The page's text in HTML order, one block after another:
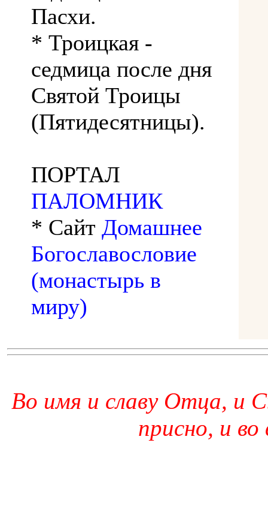
Пасхи.
* Троицкая -
седмица после дня
Святой Троицы
(Пятидесятницы).
ПОРТАЛ
ПАЛОМНИК
* Сайт Домашнее
Богославословие
(монастырь в
миру)
Во имя и славу Отца, и
присно, и во